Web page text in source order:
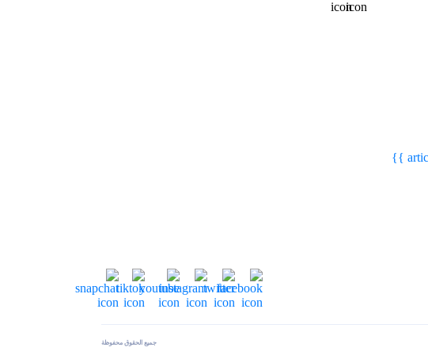
جميع الحقوق محفوظة